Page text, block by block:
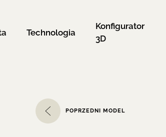
Technologia
Konfigurator
3D
POPRZEDNI MODEL